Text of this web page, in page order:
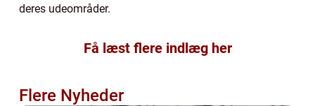
deres udeområder.
Få læst flere indlæg her
Flere Nyheder